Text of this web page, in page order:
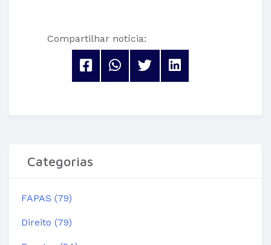
Compartilhar notícia:
Categorias
FAPAS (79)
Direito (79)